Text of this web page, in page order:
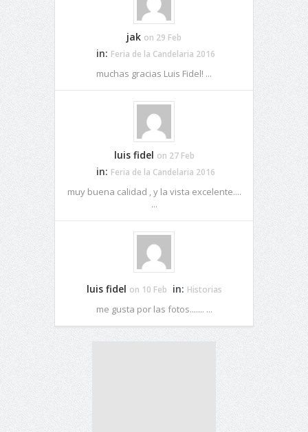
jak on 29 Feb
in: Feria de la Candelaria 2016
muchas gracias Luis Fidel! ...
luis fidel on 27 Feb
in: Feria de la Candelaria 2016
muy buena calidad , y la vista excelente....
...
luis fidel on 10 Feb in: Historias
me gusta por las fotos....... ...